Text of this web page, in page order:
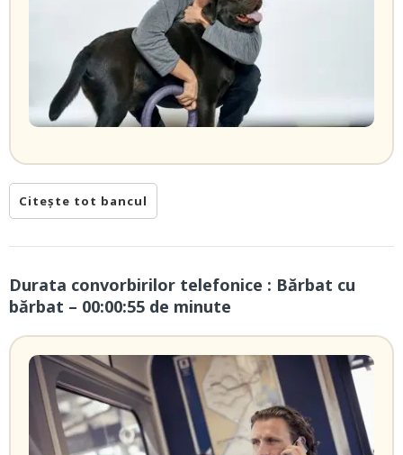
Citește tot bancul
Durata convorbirilor telefonice : Bărbat cu
bărbat – 00:00:55 de minute